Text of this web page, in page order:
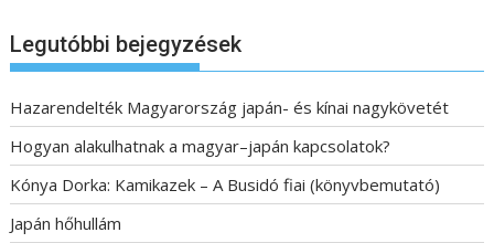
Legutóbbi bejegyzések
Hazarendelték Magyarország japán- és kínai nagykövetét
Hogyan alakulhatnak a magyar–japán kapcsolatok?
Kónya Dorka: Kamikazek – A Busidó fiai (könyvbemutató)
Japán hőhullám